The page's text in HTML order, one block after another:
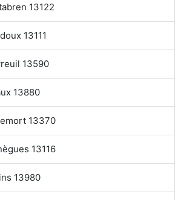
13122
13111
13590
13880
13370
13116
13980